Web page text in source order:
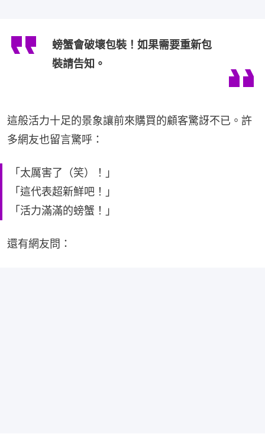
螃蟹會破壞包裝！如果需要重新包
裝請告知。
這般活力十足的景象讓前來購買的顧客驚訝不已。許
多網友也留言驚呼：
「太厲害了（笑）！」
「這代表超新鮮吧！」
「活力滿滿的螃蟹！」
還有網友問：